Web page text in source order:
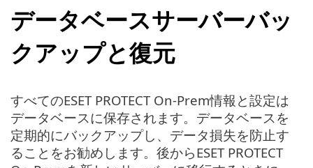
データベースサーバーバッ
クアップと復元
すべてのESET PROTECT On-Prem情報と設定は
データベースに保存されます。データベースを
定期的にバックアップし、データ損失を防止す
ることをお勧めします。後からESET PROTECT